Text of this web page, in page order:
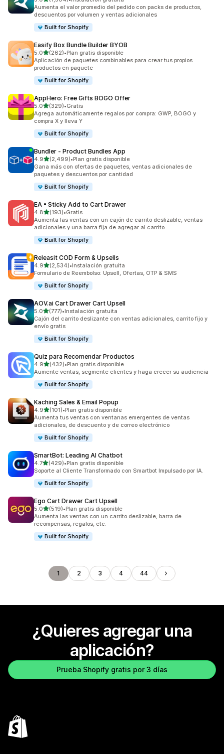
1504 reseñas en total
Aumenta el valor promedio del pedido con packs de productos,
descuentos por volumen y ventas adicionales
Built for Shopify
Easify Box Bundle Builder BYOB
5.0de 5 estrellas
(262)
262 reseñas en total
•Plan gratis disponible
Aplicación de paquetes combinables para crear tus propios
productos en paquete
Built for Shopify
AppHero: Free Gifts BOGO Offer
5.0de 5 estrellas
(329)
329 reseñas en total
•Gratis
Agrega automáticamente regalos por compra: GWP, BOGO y
compra X y lleva Y
Built for Shopify
Bundler ‑ Product Bundles App
4.9de 5 estrellas
(2,499)
2499 reseñas en total
•Plan gratis disponible
Gana más con ofertas de paquetes, ventas adicionales de
paquetes y descuentos por cantidad
Built for Shopify
EA • Sticky Add to Cart Drawer
4.8de 5 estrellas
(193)
193 reseñas en total
•Gratis
Aumenta las ventas con un cajón de carrito deslizable, ventas
adicionales y una barra fija de agregar al carrito
Built for Shopify
Releasit COD Form & Upsells
4.9de 5 estrellas
(2,534)
2534 reseñas en total
•Instalación gratuita
Formulario de Reembolso: Upsell, Ofertas, OTP & SMS
Built for Shopify
AOV.ai Cart Drawer Cart Upsell
5.0de 5 estrellas
(777)
777 reseñas en total
•Instalación gratuita
Cajón del carrito deslizante con ventas adicionales, carrito fijo y
envío gratis
Built for Shopify
Quiz para Recomendar Productos
4.9de 5 estrellas
(432)
432 reseñas en total
•Plan gratis disponible
Aumente ventas, segmente clientes y haga crecer su audiencia
Built for Shopify
Kaching Sales & Email Popup
4.9de 5 estrellas
(101)
101 reseñas en total
•Plan gratis disponible
Aumenta tus ventas con ventanas emergentes de ventas
adicionales, de descuento y de correo electrónico
Built for Shopify
SmartBot: Leading AI Chatbot
4.7de 5 estrellas
(429)
429 reseñas en total
•Plan gratis disponible
Soporte al Cliente Transformado con Smartbot Impulsado por IA.
Built for Shopify
Ego Cart Drawer Cart Upsell
5.0de 5 estrellas
(519)
519 reseñas en total
•Plan gratis disponible
Aumenta las ventas con un carrito deslizable, barra de
recompensas, regalos, etc.
Built for Shopify
1 2 3 4 44
¿Quieres agregar una
aplicación?
Prueba Shopify gratis por 3 días